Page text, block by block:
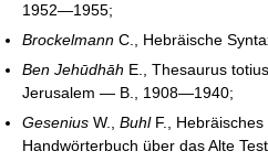
1952—1955;
Brockelmann C., Hebräische
Ben Jehūdhāh E., Thesaurus
Jerusalem — B., 1908—1940;
Gesenius W., Buhl F.,
Handwörterbuch über das Alte